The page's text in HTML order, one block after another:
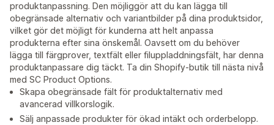
produktanpassning. Den möjliggör att du kan lägga till
obegränsade alternativ och variantbilder på dina produktsidor,
vilket gör det möjligt för kunderna att helt anpassa
produkterna efter sina önskemål. Oavsett om du behöver
lägga till färgprover, textfält eller filuppladdningsfält, har denna
produktanpassare dig täckt. Ta din Shopify-butik till nästa nivå
med SC Product Options.
Skapa obegränsade fält för produktalternativ med
avancerad villkorslogik.
Sälj anpassade produkter för ökad intäkt och orderbelopp.